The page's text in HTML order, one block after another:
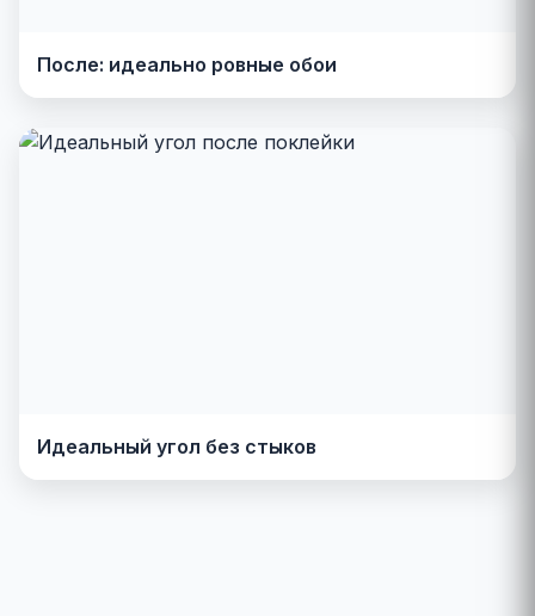
После: идеально ровные обои
Идеальный угол без стыков